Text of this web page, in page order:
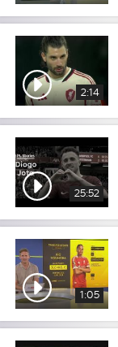
2:14
25:52
1:05